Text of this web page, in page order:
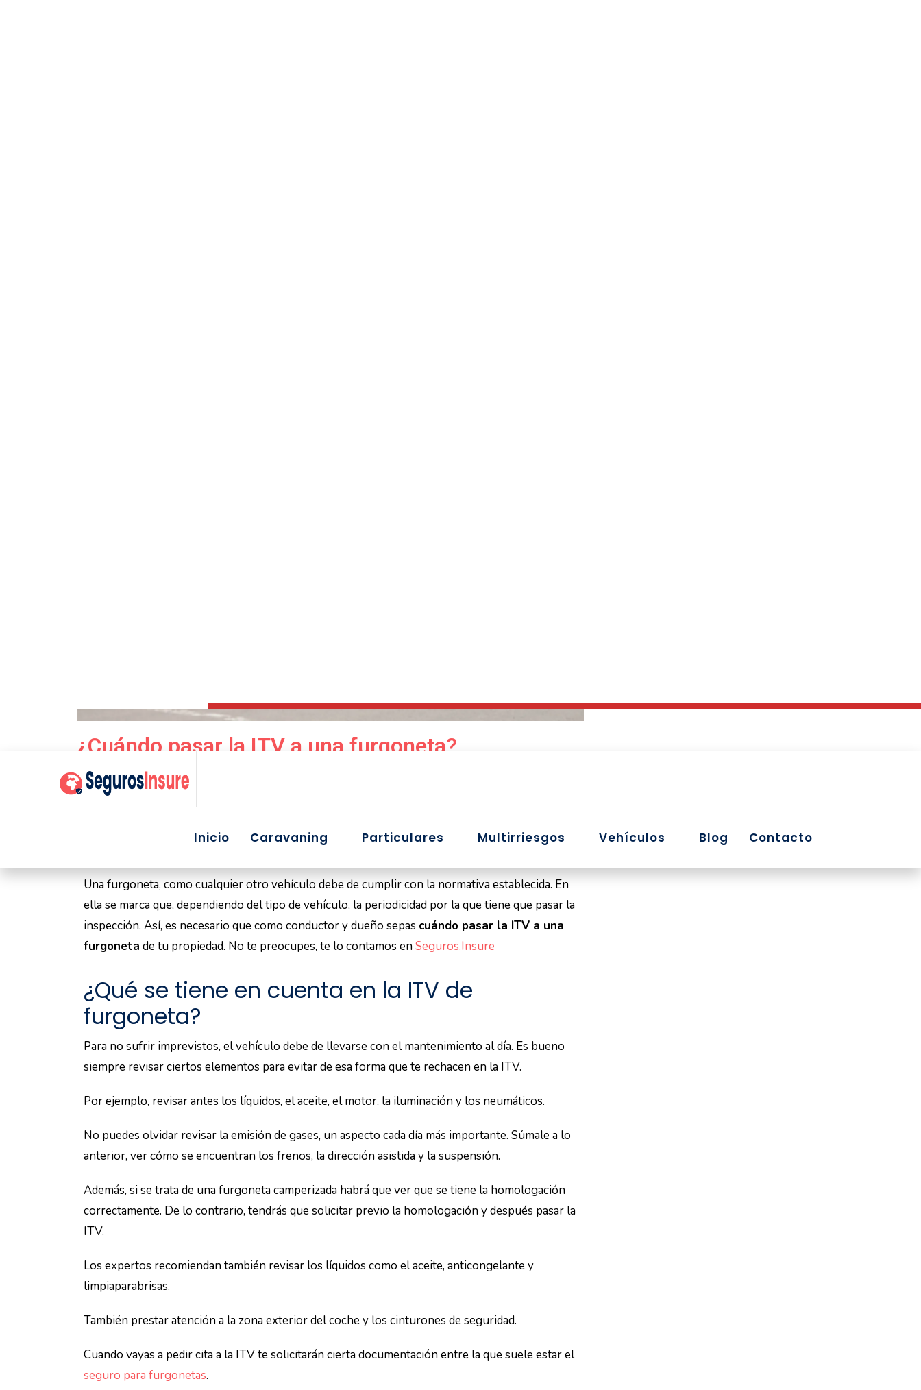
¿Cuándo pasar la ITV a una furgoneta?
octubre 13, 2022
Vicente Torre Sastre
Una furgoneta, como cualquier otro vehículo debe de cumplir con la normativa establecida. En
ella se marca que, dependiendo del tipo de vehículo, la periodicidad por la que tiene que pasar la
inspección. Así, es necesario que como conductor y dueño sepas cuándo pasar la ITV a una
furgoneta de tu propiedad. No te preocupes, te lo contamos enSeguros.Insure
¿Qué se tiene en cuenta en la ITV de
furgoneta?
Para no sufrir imprevistos, el vehículo debe de llevarse con el mantenimiento al día. Es bueno
siempre revisar ciertos elementos para evitar de esa forma que te rechacen en la ITV.
Por ejemplo, revisar antes los líquidos, el aceite, el motor, la iluminación y los neumáticos.
No puedes olvidar revisar la emisión de gases, un aspecto cada día más importante. Súmale a lo
anterior, ver cómo se encuentran los frenos, la dirección asistida y la suspensión.
Además, si se trata de una furgoneta camperizada habrá que ver que se tiene la homologación
correctamente. De lo contrario, tendrás que solicitar previo la homologación y después pasar la
ITV.
Los expertos recomiendan también revisar los líquidos como el aceite, anticongelante y
limpiaparabrisas.
También prestar atención a la zona exterior del coche y los cinturones de seguridad.
Cuando vayas a pedir cita a la ITV te solicitarán cierta documentación entre la que suele estar el
seguro para furgonetas.